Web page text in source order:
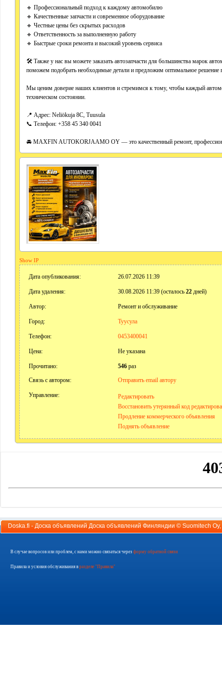
🔹 Профессиональный подход к каждому автомобилю
🔹 Качественные запчасти и современное оборудование
🔹 Честные цены без скрытых расходов
🔹 Ответственность за выполненную работу
🔹 Быстрые сроки ремонта и высокий уровень сервиса
🛠 Также у нас вы можете заказать автозапчасти для большинства марок
поможем подобрать необходимые детали и предложим оптимальное решение
Мы ценим доверие наших клиентов и стремимся к тому, чтобы каждый
техническом состоянии.
📍 Адрес: Neliökuja 8C, Tuusula
📞 Телефон: +358 45 340 0041
🚘 MAXFIN AUTOKORJAAMO OY — это качественный ремонт,
Show IP
Дата опубликования: 26.07.2026 11:39
Дата удаления: 30.08.2026 11:39 (осталось 22дней)
Автор: Ремонт и обслуживание
Город: Туусула
Телефон: 0453400041
Цена: Не указана
Прочитано: 546раз
Связь с автором:
Отправить email автору
Управление:
Редактировать
Восстановить утерянный код
Продление коммерческого объявления
Поднять объявление
Doska.fi - Доска объявлений Доска объявлений Финляндии © Suomitech Oy
В случае вопросов или проблем, с нами можно связаться через форму обратной связи
Правила и условия обслуживания в разделе "Правила"